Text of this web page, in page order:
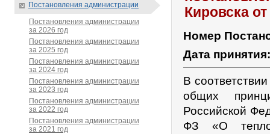
Кировска
Номер
Дата
В
общих
Российской
ФЗ «О
Постановления администрации
Постановления администрации
за 2026 год
Постановления администрации
за 2025 год
Постановления администрации
за 2024 год
Постановления администрации
за 2023 год
Постановления администрации
за 2022 год
Постановления администрации
за 2021 год